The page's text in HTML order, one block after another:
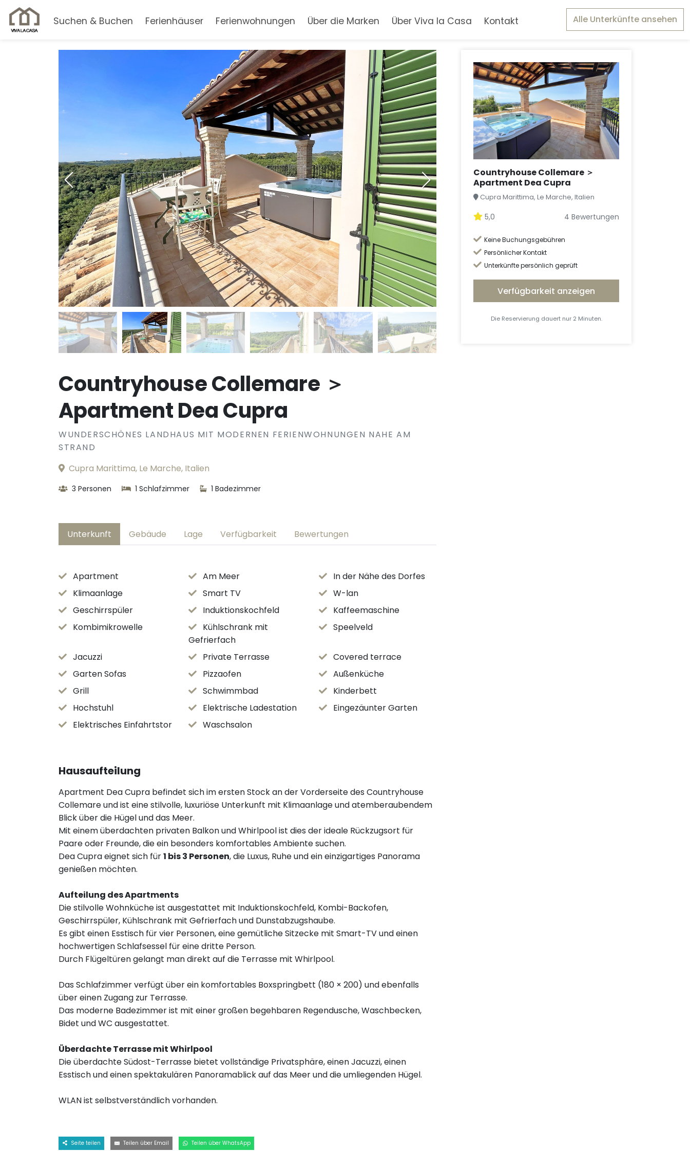
Suchen & Buchen Ferienhäuser Ferienwohnungen Über die Marken Über Viva la Casa Kontakt Alle Unterkünfte ansehen
Countryhouse Collemare ＞
Apartment Dea Cupra
WUNDERSCHÖNES LANDHAUS MIT MODERNEN FERIENWOHNUNGEN NAHE AM
STRAND
Cupra Marittima, Le Marche, Italien
3 Personen 1 Schlafzimmer 1 Badezimmer
Unterkunft Gebäude Lage Verfügbarkeit Bewertungen
Apartment Am Meer
In der Nähe des Dorfes
Klimaanlage
Smart TV
W-lan
Geschirrspüler
Induktionskochfeld
Kaffeemaschine
Kombimikrowelle
Kühlschrank mit
Gefrierfach
Speelveld
Jacuzzi Private Terrasse
Covered terrace
Garten Sofas
Pizzaofen
Außenküche
Grill
Schwimmbad
Kinderbett
Hochstuhl
Elektrische Ladestation
Eingezäunter Garten
Elektrisches Einfahrtstor
Waschsalon
Hausaufteilung
Apartment Dea Cupra befindet sich im ersten Stock an der Vorderseite des Countryhouse
Collemare und ist eine stilvolle, luxuriöse Unterkunft mit Klimaanlage und atemberaubendem
Blick über die Hügel und das Meer.
Mit einem überdachten privaten Balkon und Whirlpool ist dies der ideale Rückzugsort für
Paare oder Freunde, die ein besonders komfortables Ambiente suchen.
Dea Cupra eignet sich für1 bis 3 Personen, die Luxus, Ruhe und ein einzigartiges Panorama
genießen möchten.
Aufteilung des Apartments
Die stilvolle Wohnküche ist ausgestattet mit Induktionskochfeld, Kombi-Backofen,
Geschirrspüler, Kühlschrank mit Gefrierfach und Dunstabzugshaube.
Es gibt einen Esstisch für vier Personen, eine gemütliche Sitzecke mit Smart-TV und einen
hochwertigen Schlafsessel für eine dritte Person.
Durch Flügeltüren gelangt man direkt auf die Terrasse mit Whirlpool.
Das Schlafzimmer verfügt über ein komfortables Boxspringbett (180 × 200) und ebenfalls
über einen Zugang zur Terrasse.
Das moderne Badezimmer ist mit einer großen begehbaren Regendusche, Waschbecken,
Bidet und WC ausgestattet.
Überdachte Terrasse mit Whirlpool
Die überdachte Südost-Terrasse bietet vollständige Privatsphäre, einen Jacuzzi, einen
Esstisch und einen spektakulären Panoramablick auf das Meer und die umliegenden Hügel.
WLAN ist selbstverständlich vorhanden.
Countryhouse Collemare ＞
Apartment Dea Cupra
Cupra Marittima, Le Marche, Italien
5,0 4 Bewertungen
Keine Buchungsgebühren
Persönlicher Kontakt
Unterkünfte persönlich geprüft
Verfügbarkeit anzeigen
Die Reservierung dauert nur 2 Minuten.
Seite teilen Teilen über Email Teilen über WhatsApp